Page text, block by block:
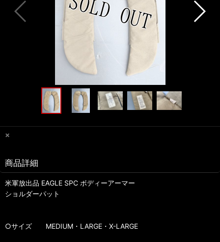
×
商品詳細
米軍放出品 EAGLE SPC ボディーアーマー
ショルダーパット
○サイズ MEDIUM・LARGE・X-LARGE